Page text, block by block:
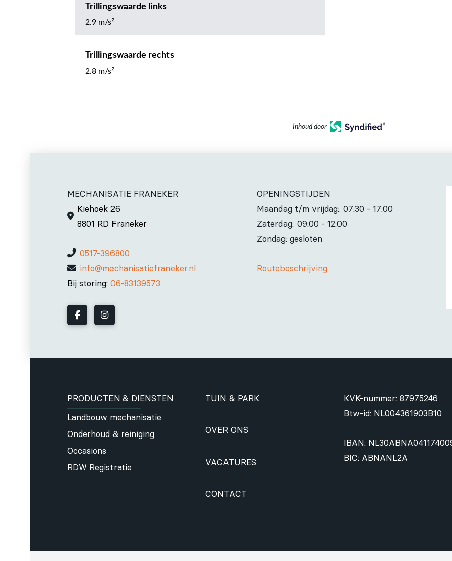
Trillingswaarde links
2.9 m/s²
Trillingswaarde rechts
2.8 m/s²
Inhoud door
MECHANISATIE FRANEKER
Kiehoek 26
8801 RD Franeker
0517-396800
info@mechanisatiefraneker.nl
Bij storing:06-83139573
OPENINGSTIJDEN
Maandag t/m vrijdag: 07:30 - 17:00
Zaterdag: 09:00 - 12:00
Zondag: gesloten
Routebeschrijving
PRODUCTEN & DIENSTEN
Landbouw mechanisatie
Onderhoud & reiniging
Occasions
RDW Registratie
TUIN & PARK
OVER ONS
VACATURES
CONTACT
KVK-nummer: 87975246
Btw-id: NL004361903B10
IBAN:
BIC: ABNANL2A